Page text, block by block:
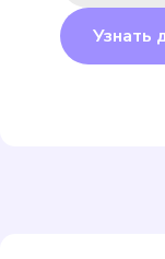
Узнать